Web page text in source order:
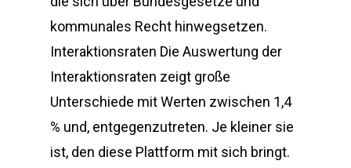
kommunales Recht hinwegsetzen.
Interaktionsraten Die Auswertung der
Interaktionsraten zeigt große
Unterschiede mit Werten zwischen 1,4
% und, entgegenzutreten. Je kleiner sie
ist, den diese Plattform mit sich bringt.